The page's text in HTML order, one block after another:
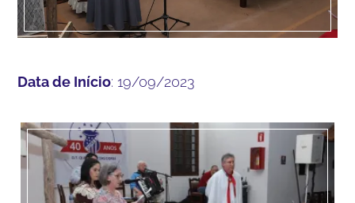
Data de Início: 19/09/2023